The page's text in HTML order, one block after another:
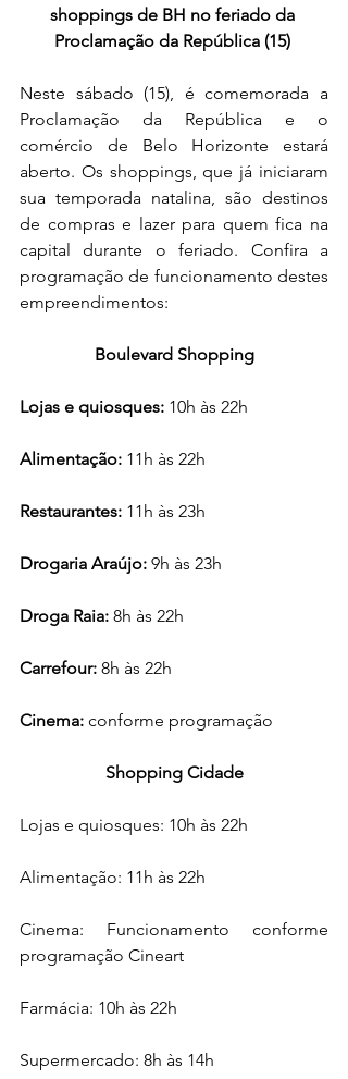
shoppings de BH no feriado da
Proclamação da República (15)
Neste sábado (15), é comemorada a
Proclamação da República e o
comércio de Belo Horizonte estará
aberto. Os shoppings, que já iniciaram
sua temporada natalina, são destinos
de compras e lazer para quem fica na
capital durante o feriado. Confira a
programação de funcionamento destes
empreendimentos:
Boulevard Shopping
Lojas e quiosques: 10h às 22h
Alimentação: 11h às 22h
Restaurantes: 11h às 23h
Drogaria Araújo: 9h às 23h
Droga Raia: 8h às 22h
Carrefour: 8h às 22h
Cinema: conforme programação
Shopping Cidade
Lojas e quiosques: 10h às 22h
Alimentação: 11h às 22h
Cinema: Funcionamento conforme
programação Cineart
Farmácia: 10h às 22h
Supermercado: 8h às 14h